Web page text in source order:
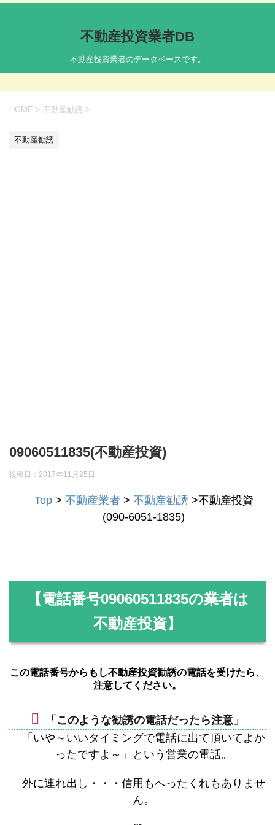
不動産投資業者DB
不動産投資業者のデータベースです。
HOME > 不動産勧誘 >
不動産勧誘
09060511835(不動産投資)
投稿日： 2017年11月25日
Top> 不動産業者> 不動産勧誘 >不動産投資
(090-6051-1835)
【電話番号09060511835の業者は
不動産投資】
この電話番号からもし不動産投資勧誘の電話を受けたら、
注意してください。
「このような勧誘の電話だったら注意」
「いや～いいタイミングで電話に出て頂いてよか
ったですよ～」という営業の電話。
外に連れ出し・・・信用もへったくれもありませ
ん。